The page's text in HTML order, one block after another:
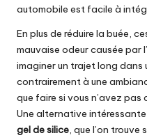
automobile est facile à
En plus de réduire la buée,
mauvaise odeur causée par
imaginer un trajet long dans
contrairement à une
que faire si vous n’avez
Une alternative
gel de silice, que l’on trouve